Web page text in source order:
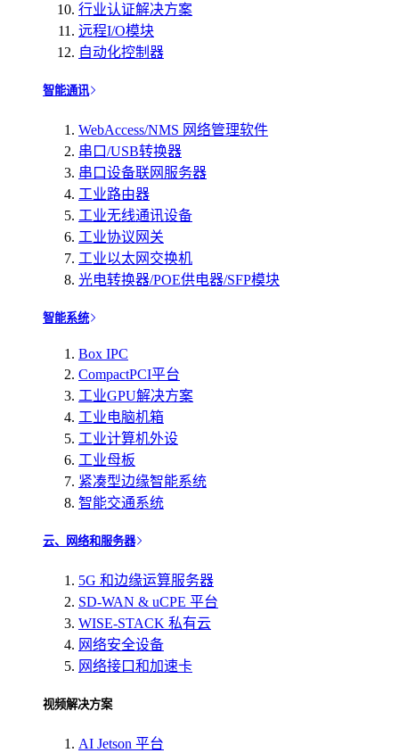
行业认证解决方案
远程I/O模块
自动化控制器
智能通讯
WebAccess/NMS 网络管理软件
串口/USB转换器
串口设备联网服务器
工业路由器
工业无线通讯设备
工业协议网关
工业以太网交换机
光电转换器/POE供电器/SFP模块
智能系统
Box IPC
CompactPCI平台
工业GPU解决方案
工业电脑机箱
工业计算机外设
工业母板
紧凑型边缘智能系统
智能交通系统
云、网络和服务器
5G 和边缘运算服务器
SD-WAN & uCPE 平台
WISE-STACK 私有云
网络安全设备
网络接口和加速卡
视频解决方案
AI Jetson 平台